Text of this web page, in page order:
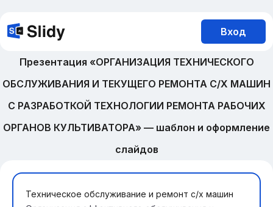
Вход
Презентация «ОРГАНИЗАЦИЯ ТЕХНИЧЕСКОГО
ОБСЛУЖИВАНИЯ И ТЕКУЩЕГО РЕМОНТА С/Х МАШИН
С РАЗРАБОТКОЙ ТЕХНОЛОГИИ РЕМОНТА РАБОЧИХ
ОРГАНОВ КУЛЬТИВАТОРА» — шаблон и оформление
слайдов
Техническое обслуживание и ремонт с/х машин